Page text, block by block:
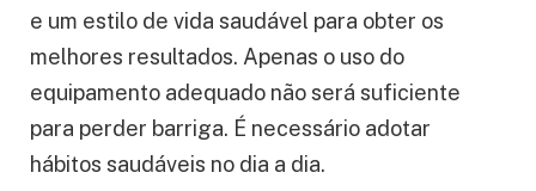
e um estilo de vida saudável para obter os
melhores resultados. Apenas o uso do
equipamento adequado não será suficiente
para perder barriga. É necessário adotar
hábitos saudáveis no dia a dia.